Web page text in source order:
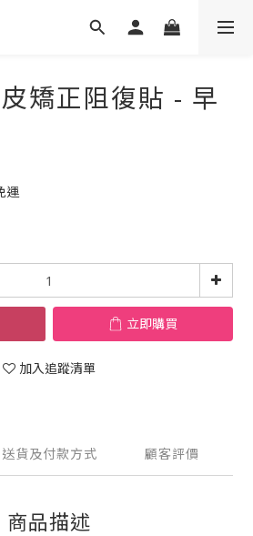
矯正阻復貼 - 早
運
立即購買
加入追蹤清單
送貨及付款方式 顧客評價
商品描述